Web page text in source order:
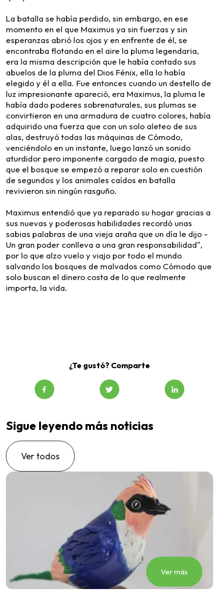
La batalla se había perdido, sin embargo, en ese
momento en el que Maximus ya sin fuerzas y sin
esperanzas abrió los ojos y en enfrente de él, se
encontraba flotando en el aire la pluma legendaria,
era la misma descripción que le había contado sus
abuelos de la pluma del Dios Fénix, ella lo había
elegido y él a ella. Fue entonces cuando un destello de
luz impresionante apareció, era Maximus, la pluma le
había dado poderes sobrenaturales, sus plumas se
convirtieron en una armadura de cuatro colores, había
adquirido una fuerza que con un solo aleteo de sus
alas, destruyó todas las máquinas de Cómodo,
venciéndolo en un instante, luego lanzó un sonido
aturdidor pero imponente cargado de magia, puesto
que el bosque se empezó a reparar solo en cuestión
de segundos y los animales caídos en batalla
revivieron sin ningún rasguño.
Maximus entendió que ya reparado su hogar gracias a
sus nuevas y poderosas habilidades recordó unas
sabias palabras de una vieja araña que un día le dijo -
Un gran poder conlleva a una gran responsabilidad",
por lo que alzo vuelo y viajo por todo el mundo
salvando los bosques de malvados como Cómodo que
solo buscan el dinero costa de lo que realmente
importa, la vida.
¿Te gustó? Comparte
Sigue leyendo más noticias
Ver todos
Ver más